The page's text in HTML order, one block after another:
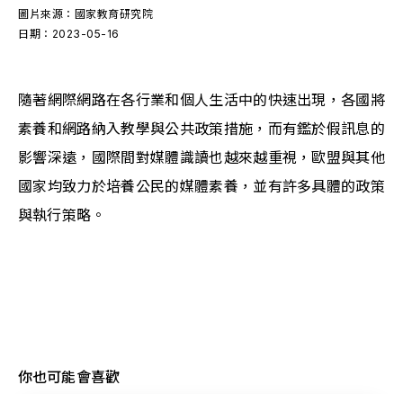
圖片來源： 國家教育研究院
日期： 2023-05-16
隨著網際網路在各行業和個人生活中的快速出現，各國將
素養和網路納入教學與公共政策措施，而有鑑於假訊息的
影響深遠，國際間對媒體識讀也越來越重視，歐盟與其他
國家均致力於培養公民的媒體素養，並有許多具體的政策
與執行策略。
你也可能會喜歡